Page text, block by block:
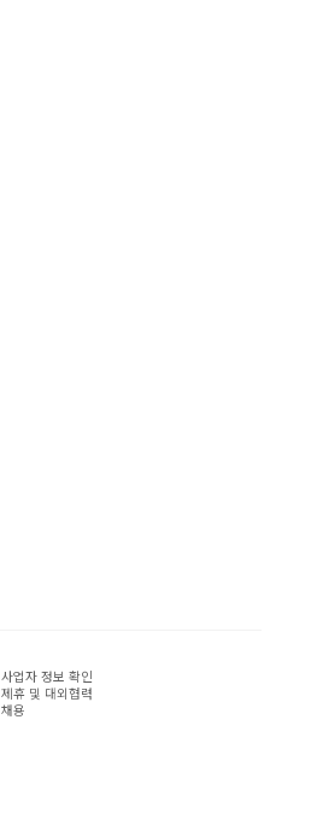
사업자 정보 확인
제휴 및 대외협력
채용